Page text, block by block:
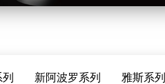
新阿波罗系列 雅斯系列